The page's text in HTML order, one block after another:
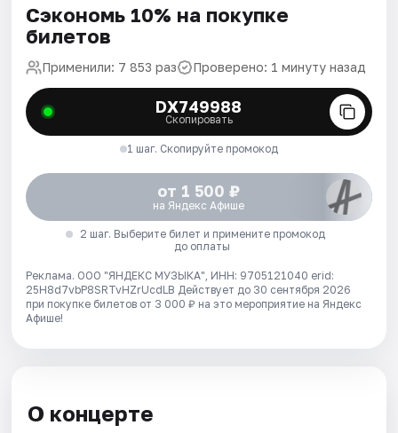
Сэкономь 10% на покупке
билетов
Применили: 7 853 раз Проверено: 1 минуту назад
DX749988
Скопировать
1 шаг. Скопируйте промокод
от 1 500 ₽
на Яндекс Афише
2 шаг. Выберите билет и примените промокод
до оплаты
Реклама. ООО "ЯНДЕКС МУЗЫКА", ИНН: 9705121040 erid:
25H8d7vbP8SRTvHZrUcdLB Действует до 30 сентября 2026
при покупке билетов от 3 000 ₽ на это мероприятие на Яндекс
Афише!
О концерте